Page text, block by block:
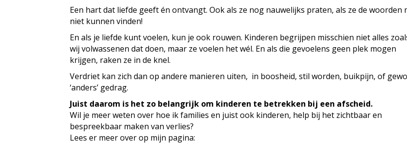
Een hart dat liefde geeft én ontvangt. Ook als ze nog nauwelijks praten, als ze de woorden
niet kunnen vinden!
En als je liefde kunt voelen, kun je ook rouwen. Kinderen begrijpen misschien niet alles
wij volwassenen dat doen, maar ze voelen het wél. En als die gevoelens geen plek mogen
krijgen, raken ze in de knel.
Verdriet kan zich dan op andere manieren uiten, in boosheid, stil worden, buikpijn, of
‘anders’ gedrag.
Juist daarom is het zo belangrijk om kinderen te betrekken bij een afscheid.
Wil je meer weten over hoe ik families en juist ook kinderen, help bij het zichtbaar en
bespreekbaar maken van verlies?
Lees er meer over op mijn pagina: